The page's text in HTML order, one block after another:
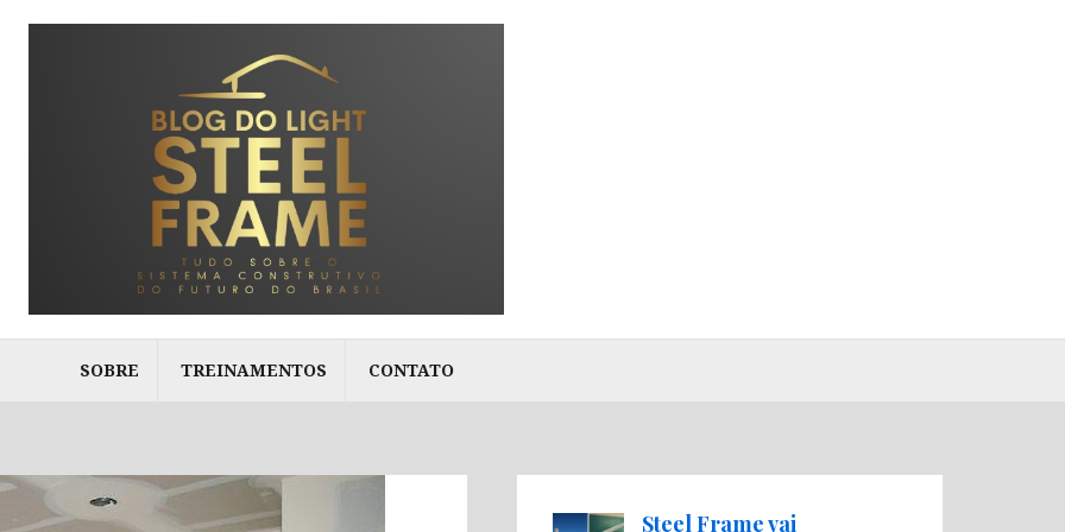
SOBRE TREINAMENTOS CONTATO
Steel Frame vai